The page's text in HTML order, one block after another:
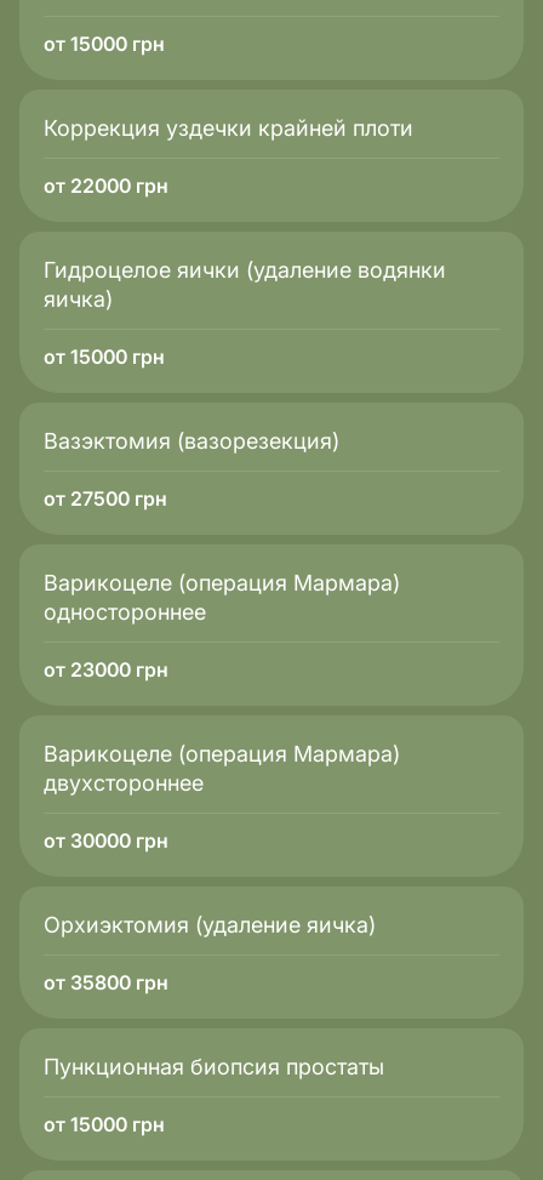
от 15000 грн
Коррекция уздечки крайней плоти
от 22000 грн
Гидроцелое яички (удаление водянки
яичка)
от 15000 грн
Вазэктомия (вазорезекция)
от 27500 грн
Варикоцеле (операция Мармара)
одностороннее
от 23000 грн
Варикоцеле (операция Мармара)
двухстороннее
от 30000 грн
Орхиэктомия (удаление яичка)
от 35800 грн
Пункционная биопсия простаты
от 15000 грн